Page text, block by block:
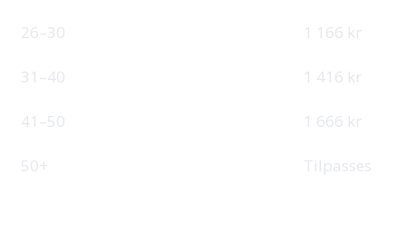
26–30 1 166 kr
31–40 1 416 kr
41–50 1 666 kr
50+ Tilpasses